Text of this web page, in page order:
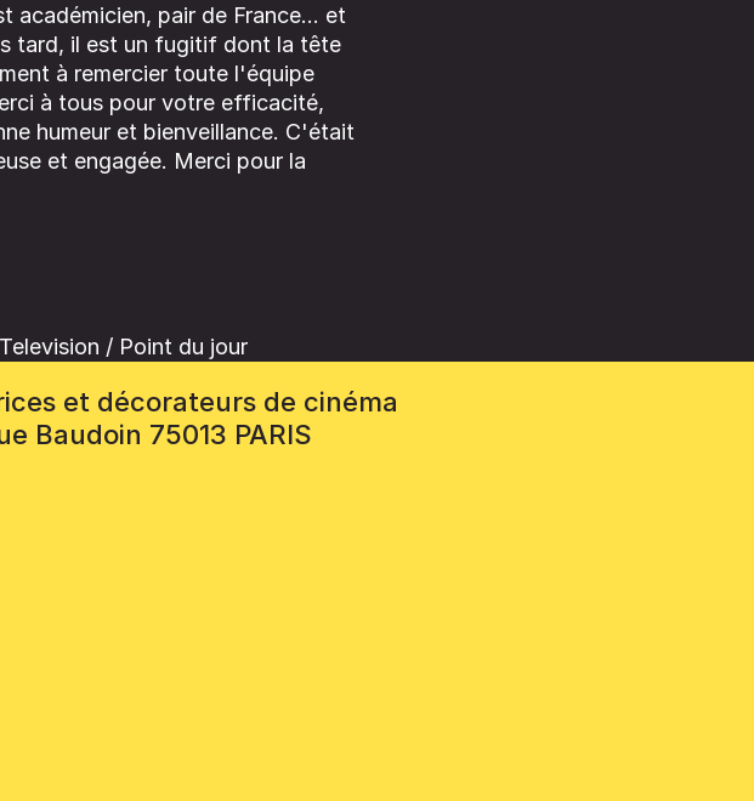
académicien, pair de France... et
tard, il est un fugitif dont la tête
à remercier toute l'équipe
à tous pour votre efficacité,
humeur et bienveillance. C'était
et engagée. Merci pour la
/ Point du jour
et décorateurs de cinéma
Baudoin 75013 PARIS